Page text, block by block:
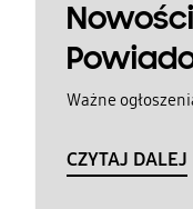
Ważne
CZYTAJ DALEJ